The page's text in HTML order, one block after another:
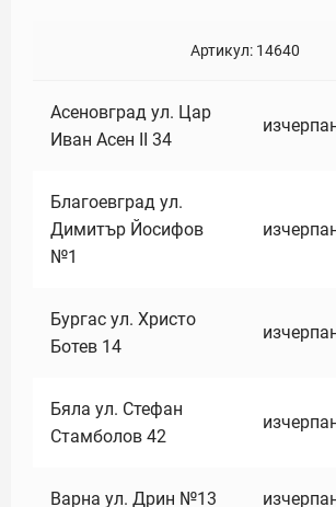
Артикул: 14640
Асеновград ул. Цар
Иван Асен II 34
Благоевград ул.
Димитър Йосифов
№1
Бургас ул. Христо
Ботев 14
Бяла ул. Стефан
Стамболов 42
Варна ул. Дрин №13